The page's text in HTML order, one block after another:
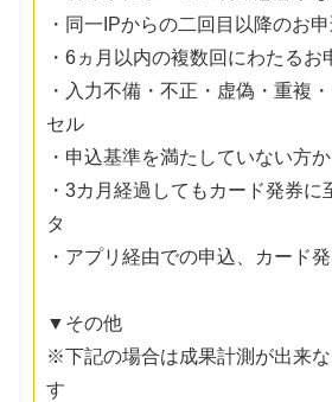
・同一IPからの二回目以降のお
・6ヵ月以内の複数回にわたるお
・入力不備・不正・虚偽・重複
セル
・申込基準を満たしていない方
・3カ月経過してもカード発券に
タ
・アプリ経由での申込、カード
▼その他
※下記の場合は成果計測が出来
す